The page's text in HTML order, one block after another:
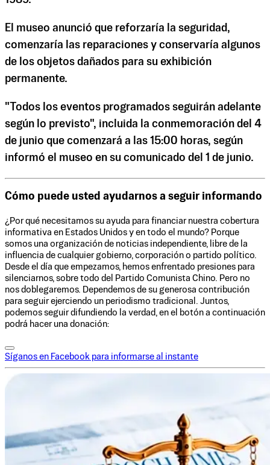
El museo anunció que reforzaría la seguridad,
comenzaría las reparaciones y conservaría algunos
de los objetos dañados para su exhibición
permanente.
"Todos los eventos programados seguirán adelante
según lo previsto", incluida la conmemoración del 4
de junio que comenzará a las 15:00 horas, según
informó el museo en su comunicado del 1 de junio.
Cómo puede usted ayudarnos a seguir informando
¿Por qué necesitamos su ayuda para financiar nuestra cobertura
informativa en Estados Unidos y en todo el mundo? Porque
somos una organización de noticias independiente, libre de la
influencia de cualquier gobierno, corporación o partido político.
Desde el día que empezamos, hemos enfrentado presiones para
silenciarnos, sobre todo del Partido Comunista Chino. Pero no
nos doblegaremos. Dependemos de su generosa contribución
para seguir ejerciendo un periodismo tradicional. Juntos,
podemos seguir difundiendo la verdad, en el botón a continuación
podrá hacer una donación:
Síganos en Facebook para informarse al instante